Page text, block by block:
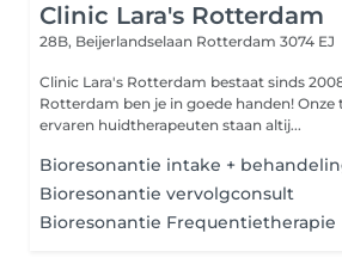
Clinic Lara's Rotterdam
28B, Beijerlandselaan Rotterdam 3074 EJ
Clinic Lara's Rotterdam bestaat sinds
Rotterdam ben je in goede handen! Onze
ervaren huidtherapeuten staan altij...
Bioresonantie intake +
Bioresonantie vervolgconsult
Bioresonantie Frequentietherapie